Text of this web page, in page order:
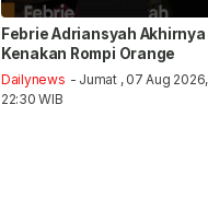
Febrie Adriansyah Akhirnya
Kenakan Rompi Orange
Dailynews - Jumat , 07 Aug 2026,
22:30 WIB